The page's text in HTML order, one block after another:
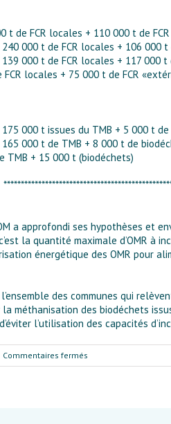
de FCR locales + 110 000 t de
000 t de FCR locales + 106 000 t
000 t de FCR locales + 117 000 t
locales + 75 000 t de FCR
000 t issues du TMB + 5 000 t
000 t de TMB + 8 000 t de
TMB + 15 000 t (biodéchets)
a approfondi ses hypothèses et
la quantité maximale d’OMR
énergétique des OMR pour
des communes qui
méthanisation des biodéchets
l’utilisation des capacités
Commentaires fermés
Projet